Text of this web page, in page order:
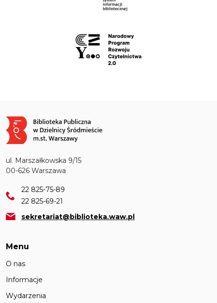
Obraz
ul. Marszałkowska 9/15
00-626 Warszawa
22 825-75-89
22 825-69-21
sekretariat@biblioteka.waw.pl
Menu
O nas
Informacje
Wydarzenia